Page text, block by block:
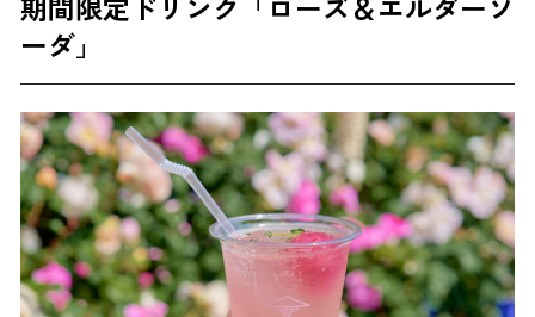
期間限定ドリンク「ローズ＆エルダーソ
ーダ」